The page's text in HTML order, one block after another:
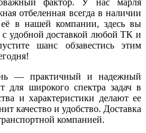
отбеленная всегда в наличии
в нашей компании, здесь вы
удобной доставкой любой ТК и
шанс обзавестись этим
— практичный и надежный
для широкого спектра задач в
и характеристики делают ее
качество и удобство. Доставка
компанией.